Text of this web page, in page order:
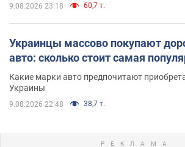
9.08.2026 23:18 60,7 т.
Украинцы массово покупают
авто: сколько стоит самая
Какие марки авто предпочитают
Украины
9.08.2026 22:48 38,7 т.